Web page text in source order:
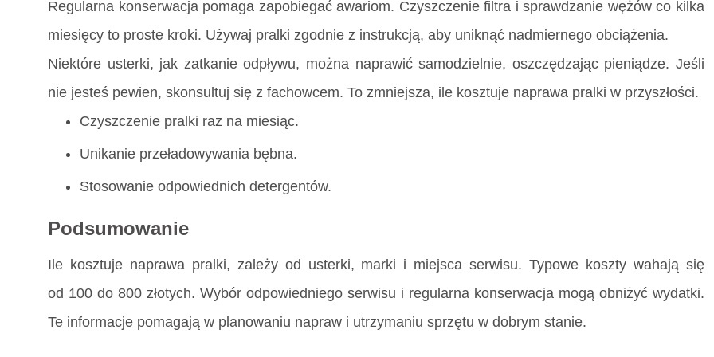
Regularna konserwacja pomaga zapobiegać awariom. Czyszczenie filtra i sprawdzanie wężów co kilka
miesięcy to proste kroki. Używaj pralki zgodnie z instrukcją, aby uniknąć nadmiernego obciążenia.
Niektóre usterki, jak zatkanie odpływu, można naprawić samodzielnie, oszczędzając pieniądze. Jeśli
nie jesteś pewien, skonsultuj się z fachowcem. To zmniejsza, ile kosztuje naprawa pralki w przyszłości.
Czyszczenie pralki raz na miesiąc.
Unikanie przeładowywania bębna.
Stosowanie odpowiednich detergentów.
Podsumowanie
Ile kosztuje naprawa pralki, zależy od usterki, marki i miejsca serwisu. Typowe koszty wahają się
od 100 do 800 złotych. Wybór odpowiedniego serwisu i regularna konserwacja mogą obniżyć wydatki.
Te informacje pomagają w planowaniu napraw i utrzymaniu sprzętu w dobrym stanie.